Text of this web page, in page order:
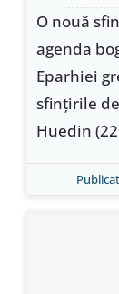
O nouă
agenda
Eparhiei
sfinţirile
Huedin